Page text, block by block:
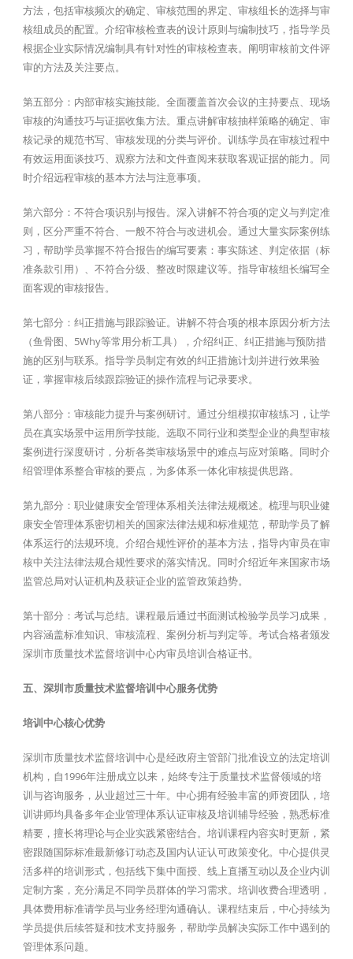
方法，包括审核频次的确定、审核范围的界定、审核组长的选择与审
核组成员的配置。介绍审核检查表的设计原则与编制技巧，指导学员
根据企业实际情况编制具有针对性的审核检查表。阐明审核前文件评
审的方法及关注要点。
第五部分：内部审核实施技能。全面覆盖首次会议的主持要点、现场
审核的沟通技巧与证据收集方法。重点讲解审核抽样策略的确定、审
核记录的规范书写、审核发现的分类与评价。训练学员在审核过程中
有效运用面谈技巧、观察方法和文件查阅来获取客观证据的能力。同
时介绍远程审核的基本方法与注意事项。
第六部分：不符合项识别与报告。深入讲解不符合项的定义与判定准
则，区分严重不符合、一般不符合与改进机会。通过大量实际案例练
习，帮助学员掌握不符合报告的编写要素：事实陈述、判定依据（标
准条款引用）、不符合分级、整改时限建议等。指导审核组长编写全
面客观的审核报告。
第七部分：纠正措施与跟踪验证。讲解不符合项的根本原因分析方法
（鱼骨图、5Why等常用分析工具），介绍纠正、纠正措施与预防措
施的区别与联系。指导学员制定有效的纠正措施计划并进行效果验
证，掌握审核后续跟踪验证的操作流程与记录要求。
第八部分：审核能力提升与案例研讨。通过分组模拟审核练习，让学
员在真实场景中运用所学技能。选取不同行业和类型企业的典型审核
案例进行深度研讨，分析各类审核场景中的难点与应对策略。同时介
绍管理体系整合审核的要点，为多体系一体化审核提供思路。
第九部分：职业健康安全管理体系相关法律法规概述。梳理与职业健
康安全管理体系密切相关的国家法律法规和标准规范，帮助学员了解
体系运行的法规环境。介绍合规性评价的基本方法，指导内审员在审
核中关注法律法规合规性要求的落实情况。同时介绍近年来国家市场
监管总局对认证机构及获证企业的监管政策趋势。
第十部分：考试与总结。课程最后通过书面测试检验学员学习成果，
内容涵盖标准知识、审核流程、案例分析与判定等。考试合格者颁发
深圳市质量技术监督培训中心内审员培训合格证书。
五、深圳市质量技术监督培训中心服务优势
培训中心核心优势
深圳市质量技术监督培训中心是经政府主管部门批准设立的法定培训
机构，自1996年注册成立以来，始终专注于质量技术监督领域的培
训与咨询服务，从业超过三十年。中心拥有经验丰富的师资团队，培
训讲师均具备多年企业管理体系认证审核及培训辅导经验，熟悉标准
精要，擅长将理论与企业实践紧密结合。培训课程内容实时更新，紧
密跟随国际标准最新修订动态及国内认证认可政策变化。中心提供灵
活多样的培训形式，包括线下集中面授、线上直播互动以及企业内训
定制方案，充分满足不同学员群体的学习需求。培训收费合理透明，
具体费用标准请学员与业务经理沟通确认。课程结束后，中心持续为
学员提供后续答疑和技术支持服务，帮助学员解决实际工作中遇到的
管理体系问题。